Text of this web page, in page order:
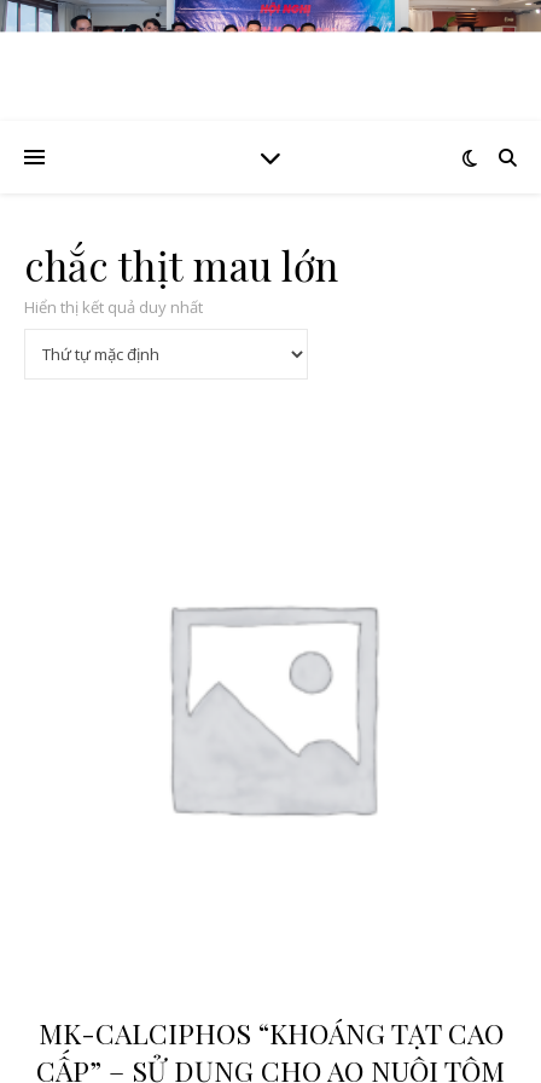
chắc thịt mau lớn
Hiển thị kết quả duy nhất
MK-CALCIPHOS “KHOÁNG TẠT CAO
CẤP” – SỬ DỤNG CHO AO NUÔI TÔM